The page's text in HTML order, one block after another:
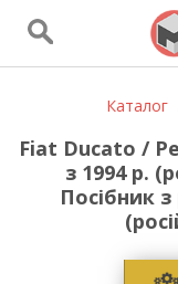
Каталог
Fiat Ducato /
з 1994 р.
Посібник